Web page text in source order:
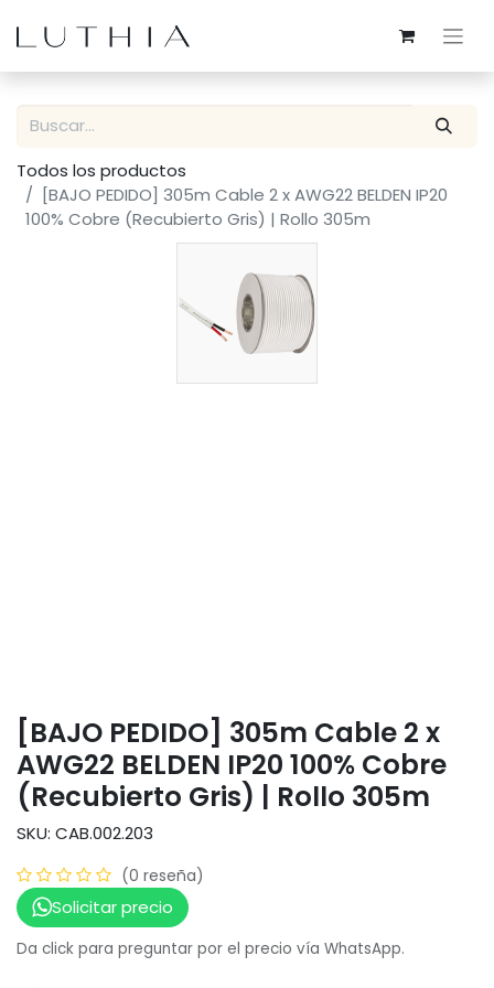
Todos los productos
[BAJO PEDIDO] 305m Cable 2 x AWG22 BELDEN IP20
100% Cobre (Recubierto Gris) | Rollo 305m
[BAJO PEDIDO] 305m Cable 2 x
AWG22 BELDEN IP20 100% Cobre
(Recubierto Gris) | Rollo 305m
SKU: CAB.002.203
(0 reseña)
Solicitar precio
Da click para preguntar por el precio vía WhatsApp.